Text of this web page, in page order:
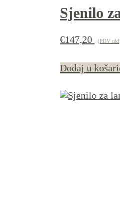
Sjenilo
€147,20 (PDV
Dodaj u